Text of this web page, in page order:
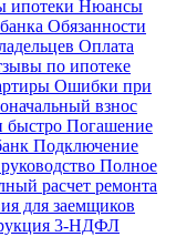
ипотеки Нюансы
Обязанности
Оплата
по ипотеке
Ошибки при
взнос
быстро Погашение
Подключение
Полное
расчет ремонта
для заемщиков
3-НДФЛ